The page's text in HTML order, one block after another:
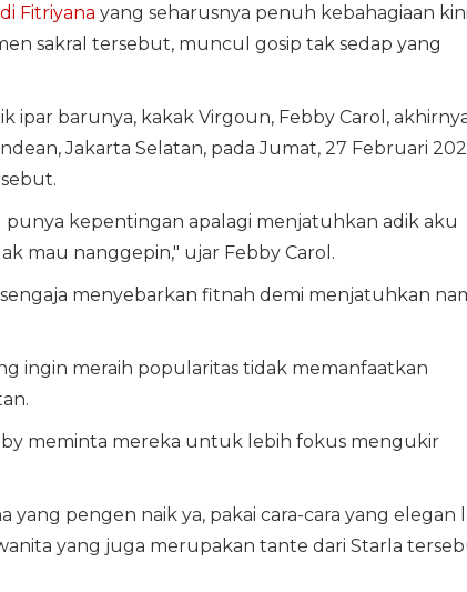
Fitriyana yang seharusnya penuh kebahagiaan kini
sakral tersebut, muncul gosip tak sedap yang
ipar barunya, kakak Virgoun, Febby Carol,
Jakarta Selatan, pada Jumat, 27 Februari
kepentingan apalagi menjatuhkan adik aku
mau nanggepin," ujar Febby Carol.
menyebarkan fitnah demi menjatuhkan
ingin meraih popularitas tidak memanfaatkan
meminta mereka untuk lebih fokus mengukir
pengen naik ya, pakai cara-cara yang elegan
yang juga merupakan tante dari Starla